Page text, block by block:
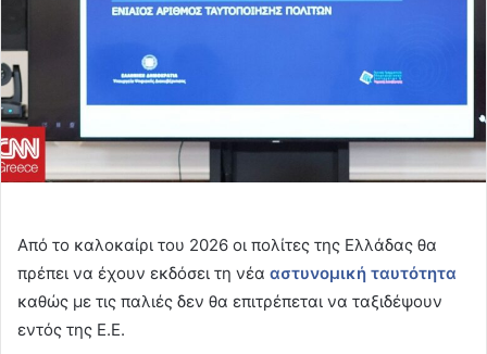
Από το καλοκαίρι του 2026 οι πολίτες της Ελλάδας θα
πρέπει να έχουν εκδόσει τη νέα αστυνομική ταυτότητα
καθώς με τις παλιές δεν θα επιτρέπεται να ταξιδέψουν
εντός της Ε.Ε.